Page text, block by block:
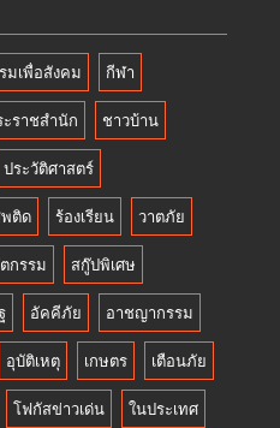
มเพื่อสังคม กีฬา
ราชสำนัก ชาวบ้าน
ประวัติศาสตร์
พติด ร้องเรียน วาตภัย
กรรม สกู๊ปพิเศษ
อัคคีภัย อาชญากรรม
อุบัติเหตุ เกษตร เตือนภัย
โฟกัสข่าวเด่น ในประเทศ